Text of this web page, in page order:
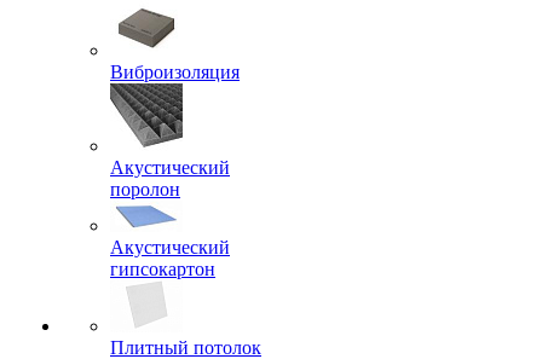
Виброизоляция
Акустический
поролон
Акустический
гипсокартон
Плитный потолок